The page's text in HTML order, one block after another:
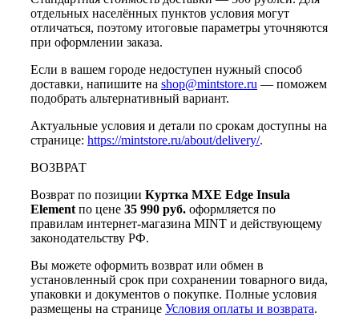
отдельных населённых пунктов условия могут
отличаться, поэтому итоговые параметры уточняются
при оформлении заказа.
Если в вашем городе недоступен нужный способ
доставки, напишите на shop@mintstore.ru — поможем
подобрать альтернативный вариант.
Актуальные условия и детали по срокам доступны на
странице: https://mintstore.ru/about/delivery/.
ВОЗВРАТ
Возврат по позиции Куртка MXE Edge Insula
Element по цене 35 990 руб. оформляется по
правилам интернет-магазина MINT и действующему
законодательству РФ.
Вы можете оформить возврат или обмен в
установленный срок при сохранении товарного вида,
упаковки и документов о покупке. Полные условия
размещены на странице Условия оплаты и возврата.